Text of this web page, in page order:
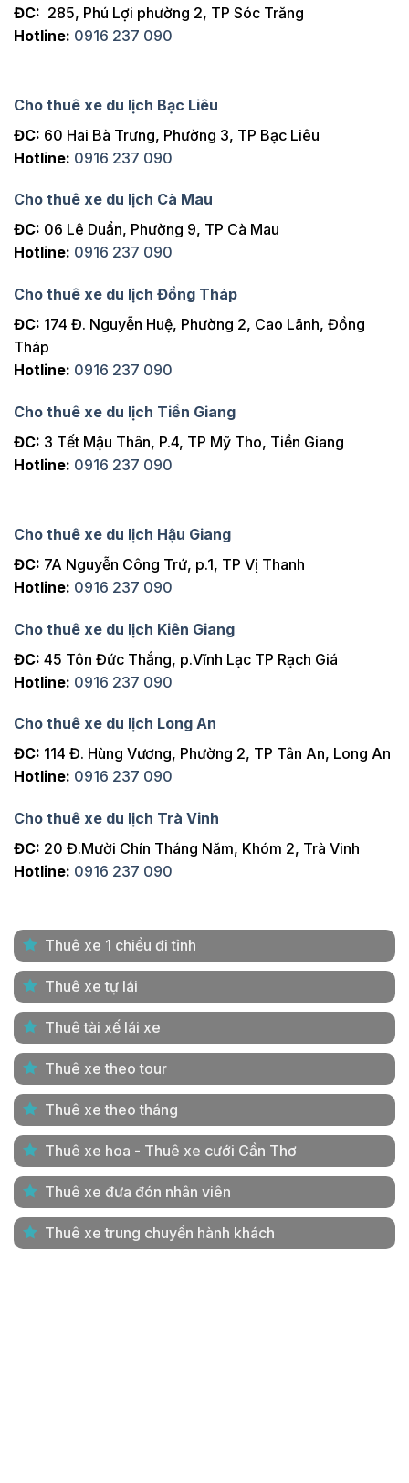
ĐC: 285, Phú Lợi phường 2, TP Sóc Trăng
Hotline: 0916 237 090
Cho thuê xe du lịch Bạc Liêu
ĐC: 60 Hai Bà Trưng, Phường 3, TP Bạc Liêu
Hotline: 0916 237 090
Cho thuê xe du lịch Cà Mau
ĐC: 06 Lê Duẩn, Phường 9, TP Cà Mau
Hotline: 0916 237 090
Cho thuê xe du lịch Đồng Tháp
ĐC: 174 Đ. Nguyễn Huệ, Phường 2, Cao Lãnh, Đồng
Tháp
Hotline: 0916 237 090
Cho thuê xe du lịch Tiền Giang
ĐC: 3 Tết Mậu Thân, P.4, TP Mỹ Tho, Tiền Giang
Hotline: 0916 237 090
Cho thuê xe du lịch Hậu Giang
ĐC: 7A Nguyễn Công Trứ, p.1, TP Vị Thanh
Hotline: 0916 237 090
Cho thuê xe du lịch Kiên Giang
ĐC: 45 Tôn Đức Thắng, p.Vĩnh Lạc TP Rạch Giá
Hotline: 0916 237 090
Cho thuê xe du lịch Long An
ĐC: 114 Đ. Hùng Vương, Phường 2, TP Tân An, Long An
Hotline: 0916 237 090
Cho thuê xe du lịch Trà Vinh
ĐC: 20 Đ.Mười Chín Tháng Năm, Khóm 2, Trà Vinh
Hotline: 0916 237 090
Thuê xe 1 chiều đi tỉnh
Thuê xe tự lái
Thuê tài xế lái xe
Thuê xe theo tour
Thuê xe theo tháng
Thuê xe hoa - Thuê xe cưới Cần Thơ
Thuê xe đưa đón nhân viên
Thuê xe trung chuyển hành khách